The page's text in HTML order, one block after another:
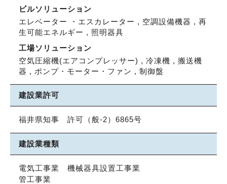
ビルソリューション
エレベーター ・エスカレーター , 空調設備機器 , 再
生可能エネルギー , 照明器具
工場ソリューション
空気圧縮機(エアコンプレッサー) , 冷凍機 , 搬送機
器 , ポンプ・モーター・ファン , 制御盤
建設業許可
福井県知事 許可（般-2）6865号
建設業種類
電気工事業 機械器具設置工事業
管工事業